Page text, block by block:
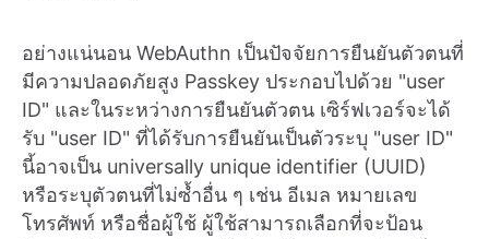
อย่างแน่นอน WebAuthn เป็นปัจจัยการยืนยันตัวตนที่
มีความปลอดภัยสูง Passkey ประกอบไปด้วย "user
ID" และในระหว่างการยืนยันตัวตน เซิร์ฟเวอร์จะได้
รับ "user ID" ที่ได้รับการยืนยันเป็นตัวระบุ "user ID"
นี้อาจเป็น universally unique identifier (UUID)
หรือระบุตัวตนที่ไม่ซ้ำอื่น ๆ เช่น อีเมล หมายเลข
โทรศัพท์ หรือชื่อผู้ใช้ ผู้ใช้สามารถเลือกที่จะป้อน